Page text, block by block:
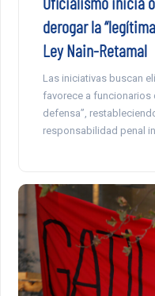
derogar la
Ley Nain-Retamal
Las iniciativas buscan
favorece a funcionarios
defensa”,
responsabilidad penal